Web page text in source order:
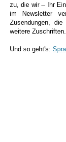
zu, die wir – Ihr
im Newsletter
Zusendungen,
weitere Zuschriften.
Und so geht's: